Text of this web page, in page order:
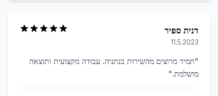
דנית ספיר
11.5.2023
"תמיד מרוצים מהשירות בנתניה. עבודה מקצועית ותוצאה
מושלמת."